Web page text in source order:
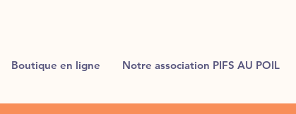
Boutique en ligne Notre association PIFS AU POIL